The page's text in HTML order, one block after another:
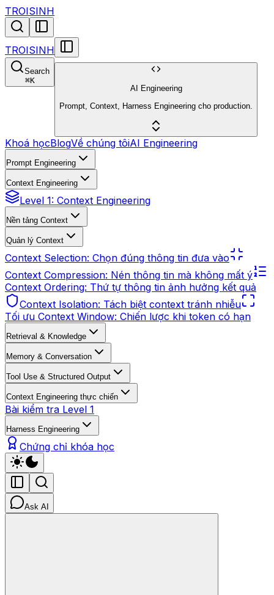
TROISINH
TROISINH
Search
⌘K
AI Engineering
Prompt, Context, Harness Engineering cho production.
Khoá họcBlogVề chúng tôiAI Engineering
Prompt Engineering
Context Engineering
Level 1: Context Engineering
Nền tảng Context
Quản lý Context
Context Selection: Chọn đúng thông tin đưa vào
Context Compression: Nén thông tin mà không mất ý
Context Ordering: Thứ tự thông tin ảnh hưởng kết quả
Context Isolation: Tách biệt context tránh nhiễu
Tối ưu Context Window: Chiến lược khi token có hạn
Retrieval & Knowledge
Memory & Conversation
Tool Use & Structured Output
Context Engineering thực chiến
Bài kiểm tra Level 1
Harness Engineering
Chứng chỉ khóa học
Ask AI